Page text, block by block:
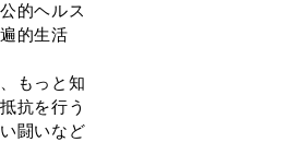
的ヘルス
的生活
もっと知
抗を行う
闘いなど